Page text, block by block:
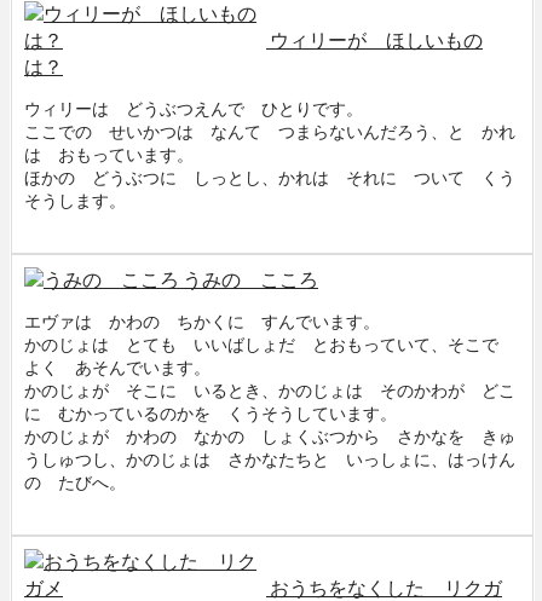
ウィリーが ほしいもの
は？
ウィリーは どうぶつえんで ひとりです。
ここでの せいかつは なんて つまらないんだろう、と かれ
は おもっています。
ほかの どうぶつに しっとし、かれは それに ついて くう
そうします。
うみの こころ
エヴァは かわの ちかくに すんでいます。
かのじょは とても いいばしょだ とおもっていて、そこで
よく あそんでいます。
かのじょが そこに いるとき、かのじょは そのかわが どこ
に むかっているのかを くうそうしています。
かのじょが かわの なかの しょくぶつから さかなを きゅ
うしゅつし、かのじょは さかなたちと いっしょに、はっけん
の たびへ。
おうちをなくした リクガ